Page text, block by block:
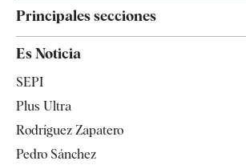
Principales secciones
España
Televisión
Es Noticia
SEPI
Plus Ultra
Rodríguez Zapatero
Pedro Sánchez